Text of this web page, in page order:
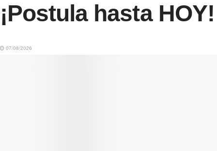
¡Postula hasta HOY!
07/08/2026